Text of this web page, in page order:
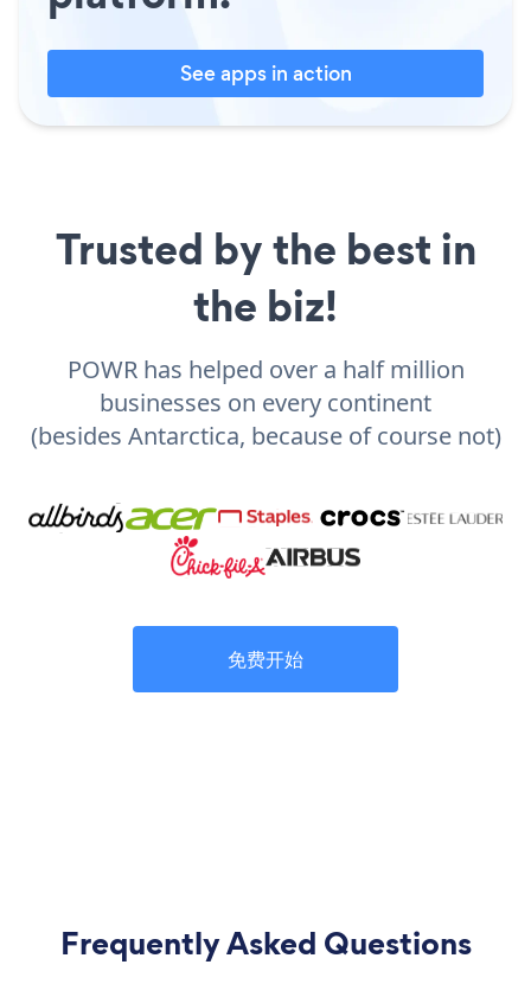
See apps in action
Trusted by the best in
the biz!
POWR has helped over a half million
businesses on every continent
(besides Antarctica, because of course not)
免费开始
Frequently Asked Questions